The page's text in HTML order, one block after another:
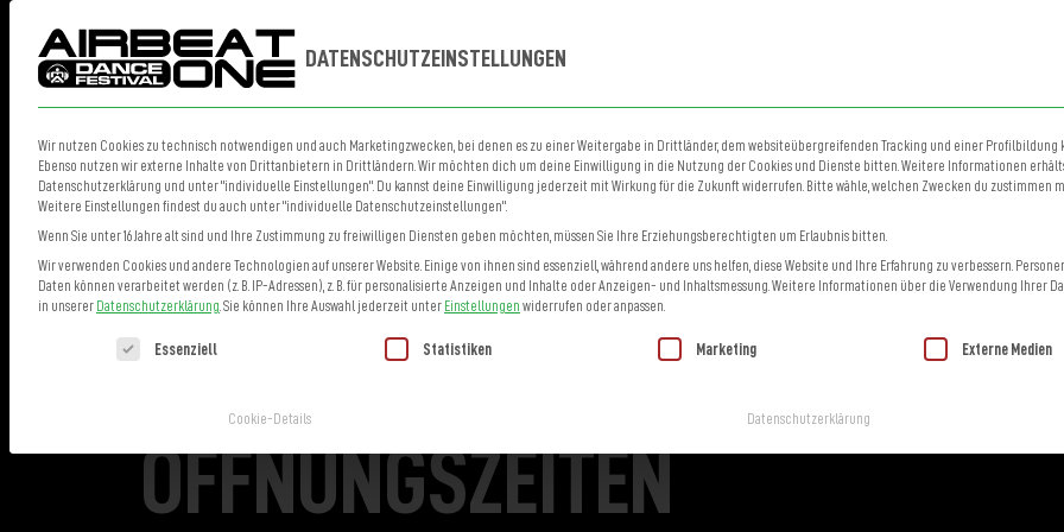
HOME
FESTIVALPLAZA
Hier verschmelzen Campingbereich und Festivalgelände zu einem Ort, an dem ihr jederzeit Teil des Geschehens seid. Freut euch auf
Menge Festivalatmosphäre. Ob ihr euch stärken wollt, Freunde trefft oder spontan tanzen geht – das
Festivalplaza ist immer der
ÖFFNUNGSZEITEN
DATENSCHUTZEINSTELLUNGEN
Wir nutzen Cookies zu technisch notwendigen und auch Marketingzwecken, bei denen es zu einer Weitergabe in Drittländer, dem websiteübergreifenden Tracking und einer Profilbildung
Ebenso nutzen wir externe Inhalte von Drittanbietern in Drittländern. Wir möchten dich um deine Einwilligung in die Nutzung der Cookies und Dienste bitten. Weitere Informationen
Datenschutzerklärung und unter "individuelle Einstellungen". Du kannst deine Einwilligung jederzeit mit Wirkung für die Zukunft widerrufen. Bitte wähle, welchen Zwecken du zustimmen
Weitere Einstellungen findest du auch unter "individuelle Datenschutzeinstellungen".
Wenn Sie unter 16 Jahre alt sind und Ihre Zustimmung zu freiwilligen Diensten geben möchten, müssen Sie Ihre Erziehungsberechtigten um Erlaubnis bitten.
Wir verwenden Cookies und andere Technologien auf unserer Website. Einige von ihnen sind essenziell, während andere uns helfen, diese Website und Ihre Erfahrung zu verbessern.
Daten können verarbeitet werden (z. B. IP-Adressen), z. B. für personalisierte Anzeigen und Inhalte oder Anzeigen- und Inhaltsmessung. Weitere Informationen über die Verwendung Ihrer
in unserer Datenschutzerklärung Sie können Ihre Auswahl jederzeit unter Einstellungen widerrufen oder anpassen.
Es folgt eine Liste der Service-Gruppen, für die eine Einwilligung erteilt werden kann. Die erste Service-Gruppe ist essenziell und kann nicht
Essenziell Statistiken Marketing Externe Medien
Cookie-Details Datenschutzerklärung